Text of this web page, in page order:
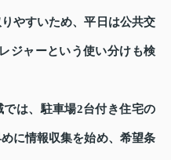
やすいため、平日は公共交
ジャーという使い分けも検
は、駐車場2台付き住宅の
に情報収集を始め、希望条